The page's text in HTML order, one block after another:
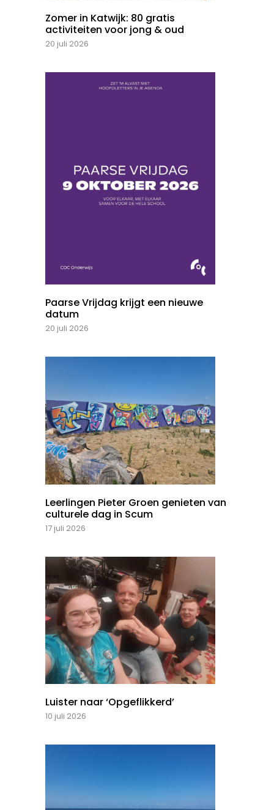
Zomer in Katwijk: 80 gratis
activiteiten voor jong & oud
20 juli 2026
Paarse Vrijdag krijgt een nieuwe
datum
20 juli 2026
Leerlingen Pieter Groen genieten van
culturele dag in Scum
17 juli 2026
Luister naar ‘Opgeflikkerd’
10 juli 2026